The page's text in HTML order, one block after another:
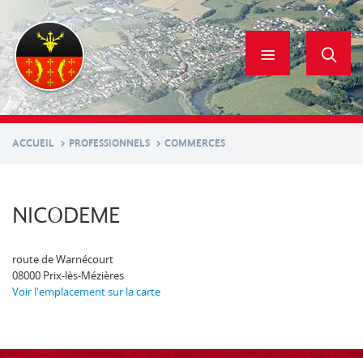
contenu
principal
ACCUEIL PROFESSIONNELS COMMERCES
NICODEME
route de Warnécourt
08000 Prix-lès-Mézières
Voir l'emplacement sur la carte